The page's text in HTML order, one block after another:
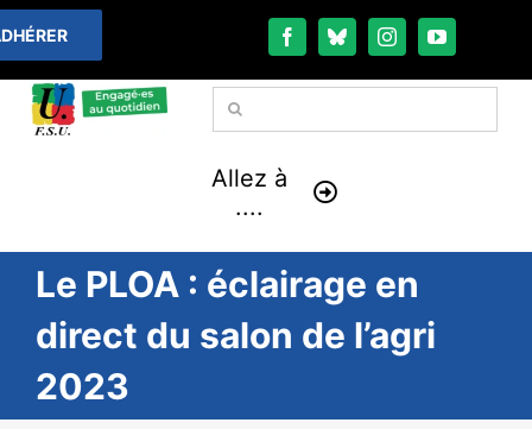
Passer
au
contenu
Rechercher:
Allez à
....
À LA UNE
THÉMATIQUES
LA VIE FÉDÉRALE
Le PLOA : éclairage en
direct du salon de l’agri
2023